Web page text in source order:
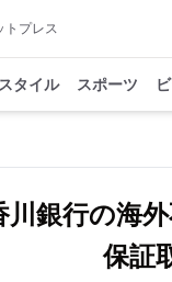
トプレス
タイル スポーツ
川銀行の海
保証